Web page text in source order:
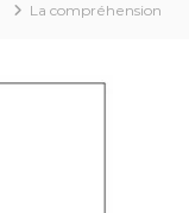
La compréhension